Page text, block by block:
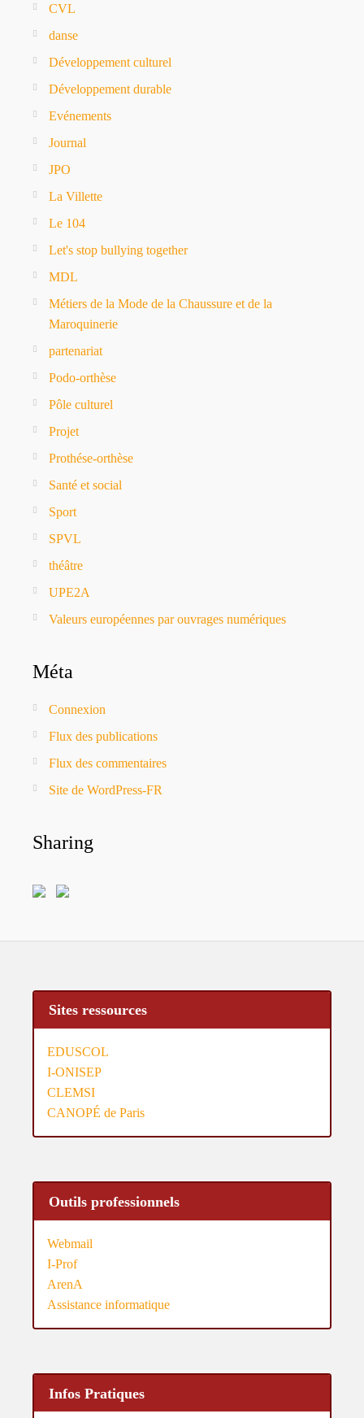
CVL
danse
Développement culturel
Développement durable
Evénements
Journal
JPO
La Villette
Le 104
Let's stop bullying together
MDL
Métiers de la Mode de la Chaussure et de la
Maroquinerie
partenariat
Podo-orthèse
Pôle culturel
Projet
Prothése-orthèse
Santé et social
Sport
SPVL
théâtre
UPE2A
Valeurs européennes par ouvrages numériques
Méta
Connexion
Flux des publications
Flux des commentaires
Site de WordPress-FR
Sharing
Sites ressources
EDUSCOL
I-ONISEP
CLEMSI
CANOPÉ de Paris
Outils professionnels
Webmail
I-Prof
ArenA
Assistance informatique
Infos Pratiques